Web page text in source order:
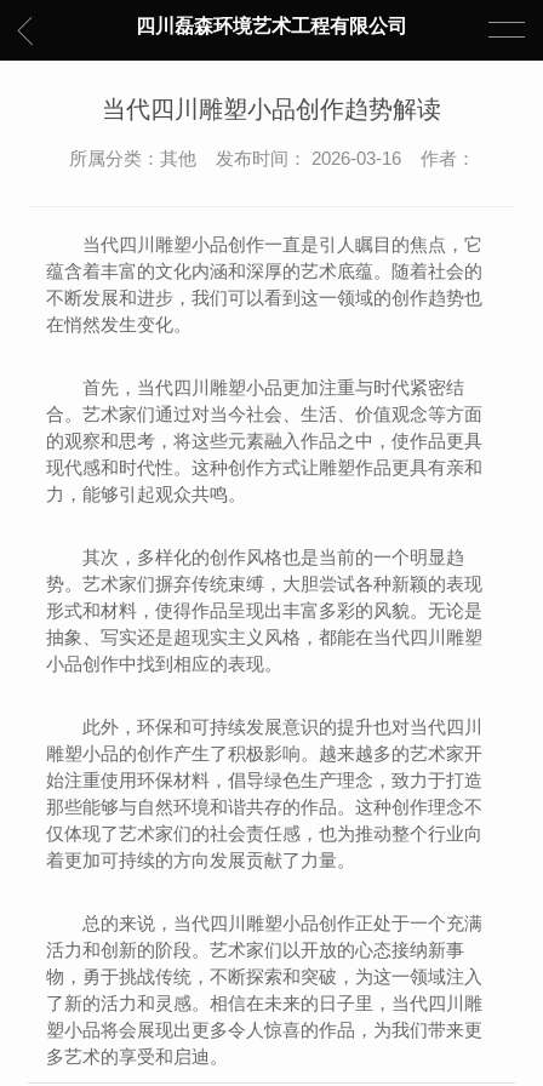
四川磊森环境艺术工程有限公司
当代四川雕塑小品创作趋势解读
所属分类：其他 发布时间： 2026-03-16 作者：
当代四川雕塑小品创作一直是引人瞩目的焦点，它
蕴含着丰富的文化内涵和深厚的艺术底蕴。随着社会的
不断发展和进步，我们可以看到这一领域的创作趋势也
在悄然发生变化。
首先，当代四川雕塑小品更加注重与时代紧密结
合。艺术家们通过对当今社会、生活、价值观念等方面
的观察和思考，将这些元素融入作品之中，使作品更具
现代感和时代性。这种创作方式让雕塑作品更具有亲和
力，能够引起观众共鸣。
其次，多样化的创作风格也是当前的一个明显趋
势。艺术家们摒弃传统束缚，大胆尝试各种新颖的表现
形式和材料，使得作品呈现出丰富多彩的风貌。无论是
抽象、写实还是超现实主义风格，都能在当代四川雕塑
小品创作中找到相应的表现。
此外，环保和可持续发展意识的提升也对当代四川
雕塑小品的创作产生了积极影响。越来越多的艺术家开
始注重使用环保材料，倡导绿色生产理念，致力于打造
那些能够与自然环境和谐共存的作品。这种创作理念不
仅体现了艺术家们的社会责任感，也为推动整个行业向
着更加可持续的方向发展贡献了力量。
总的来说，当代四川雕塑小品创作正处于一个充满
活力和创新的阶段。艺术家们以开放的心态接纳新事
物，勇于挑战传统，不断探索和突破，为这一领域注入
了新的活力和灵感。相信在未来的日子里，当代四川雕
塑小品将会展现出更多令人惊喜的作品，为我们带来更
多艺术的享受和启迪。